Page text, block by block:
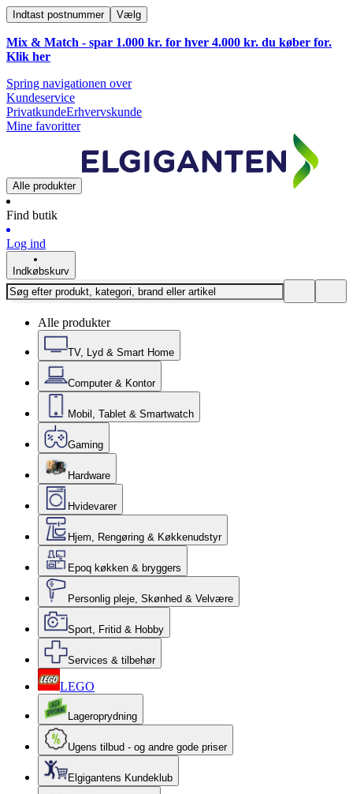
Indtast postnummer Vælg
Mix & Match - spar 1.000 kr. for hver 4.000 kr. du køber for.
Klik her
Spring navigationen over
Kundeservice
PrivatkundeErhvervskunde
Mine favoritter
Alle produkter
Find butik
Log ind
Indkøbskurv
Alle produkter
TV, Lyd & Smart Home
Computer & Kontor
Mobil, Tablet & Smartwatch
Gaming
Hardware
Hvidevarer
Hjem, Rengøring & Køkkenudstyr
Epoq køkken & bryggers
Personlig pleje, Skønhed & Velvære
Sport, Fritid & Hobby
Services & tilbehør
LEGO
Lageroprydning
Ugens tilbud - og andre gode priser
Elgigantens Kundeklub